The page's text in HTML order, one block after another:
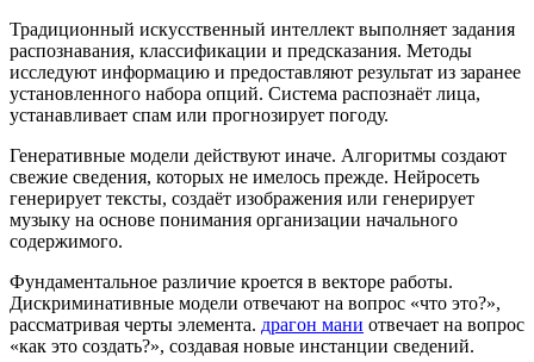
Традиционный искусственный интеллект выполняет задания
распознавания, классификации и предсказания. Методы
исследуют информацию и предоставляют результат из заранее
установленного набора опций. Система распознаёт лица,
устанавливает спам или прогнозирует погоду.
Генеративные модели действуют иначе. Алгоритмы создают
свежие сведения, которых не имелось прежде. Нейросеть
генерирует тексты, создаёт изображения или генерирует
музыку на основе понимания организации начального
содержимого.
Фундаментальное различие кроется в векторе работы.
Дискриминативные модели отвечают на вопрос «что это?»,
рассматривая черты элемента. драгон мани отвечает на вопрос
«как это создать?», создавая новые инстанции сведений.